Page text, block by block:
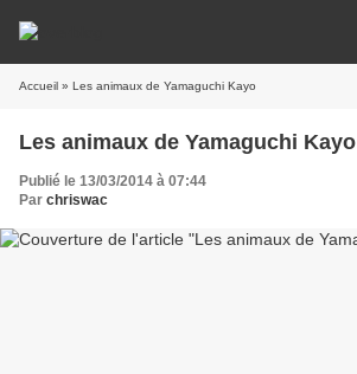
Accueil » Les animaux de Yamaguchi Kayo
Les animaux de Yamaguchi Kayo
Publié le 13/03/2014 à 07:44
Par chriswac